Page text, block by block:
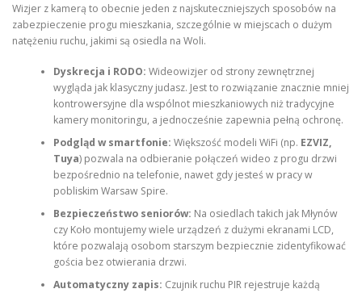
Wizjer z kamerą to obecnie jeden z najskuteczniejszych sposobów na
zabezpieczenie progu mieszkania, szczególnie w miejscach o dużym
natężeniu ruchu, jakimi są osiedla na Woli.
Dyskrecja i RODO: Wideowizjer od strony zewnętrznej
wygląda jak klasyczny judasz. Jest to rozwiązanie znacznie mniej
kontrowersyjne dla wspólnot mieszkaniowych niż tradycyjne
kamery monitoringu, a jednocześnie zapewnia pełną ochronę.
Podgląd w smartfonie: Większość modeli WiFi (np. EZVIZ,
Tuya) pozwala na odbieranie połączeń wideo z progu drzwi
bezpośrednio na telefonie, nawet gdy jesteś w pracy w
pobliskim Warsaw Spire.
Bezpieczeństwo seniorów: Na osiedlach takich jak Młynów
czy Koło montujemy wiele urządzeń z dużymi ekranami LCD,
które pozwalają osobom starszym bezpiecznie zidentyfikować
gościa bez otwierania drzwi.
Automatyczny zapis: Czujnik ruchu PIR rejestruje każdą